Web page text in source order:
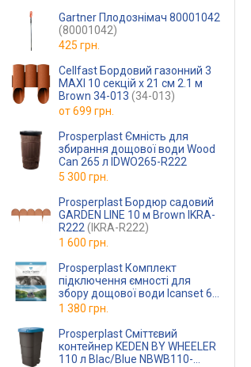
Gartner Плодознімач 80001042
(80001042)
425 грн.
Cellfast Бордовий газонний 3
MAXI 10 секцій х 21 см 2.1 м
Brown 34-013 (34-013)
от699 грн.
Prosperplast Ємність для
збирання дощової води Wood
Can 265 л IDWO265-R222
5 300 грн.
Prosperplast Бордюр садовий
GARDEN LINE 10 м Brown IKRA-
R222 (IKRA-R222)
1 600 грн.
Prosperplast Комплект
підключення ємності для
збору дощової води Icanset 6
ICANS6
1 380 грн.
Prosperplast Сміттєвий
контейнер KEDEN BY WHEELER
110 л Blac/Blue NBWB110-